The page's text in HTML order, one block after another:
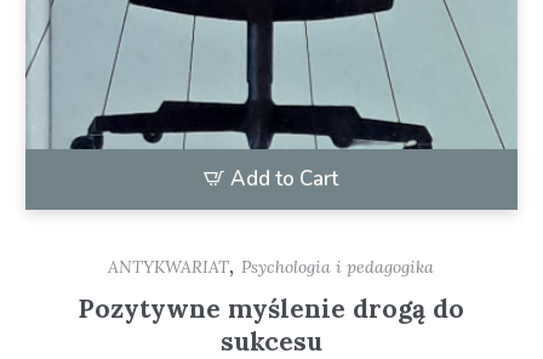
Add to Cart
ANTYKWARIAT,Psychologia i pedagogika
Pozytywne myślenie drogą do
sukcesu